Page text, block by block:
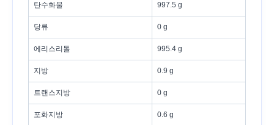
탄수화물 997.5 g
당류 0 g
에리스리톨 995.4 g
지방 0.9 g
트랜스지방 0 g
포화지방 0.6 g